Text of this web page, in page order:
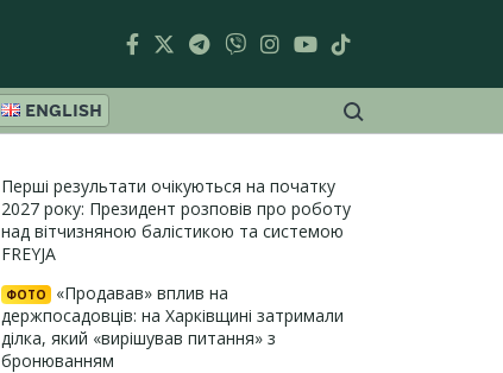
ENGLISH
Перші результати очікуються на початку
2027 року: Президент розповів про роботу
над вітчизняною балістикою та системою
FREYJA
ФОТО
«Продавав» вплив на
держпосадовців: на Харківщині затримали
ділка, який «вирішував питання» з
бронюванням